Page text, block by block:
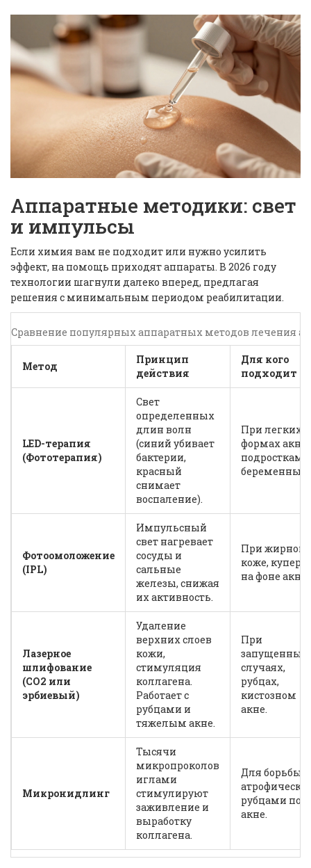
Аппаратные методики: свет
и импульсы
Если химия вам не подходит или нужно усилить
эффект, на помощь приходят аппараты. В 2026 году
технологии шагнули далеко вперед, предлагая
решения с минимальным периодом реабилитации.
Сравнение популярных аппаратных методов лечения
Метод
Принцип
действия
Для кого
подходит
LED-терапия
(Фототерапия)
Свет
определенных
длин волн
(синий убивает
бактерии,
красный
снимает
воспаление).
При легких
формах акне,
подросткам,
Фотоомоложение
(IPL)
Импульсный
свет нагревает
сосуды и
сальные
железы, снижая
их активность.
При жирной
коже,
на фоне акне.
Лазерное
шлифование
(CO2 или
эрбиевый)
Удаление
верхних слоев
кожи,
стимуляция
коллагена.
Работает с
рубцами и
тяжелым акне.
При
запущенных
случаях,
рубцах,
кистозном
акне.
Микронидлинг
Тысячи
микропроколов
иглами
стимулируют
заживление и
выработку
коллагена.
Для борьбы с
рубцами
акне.